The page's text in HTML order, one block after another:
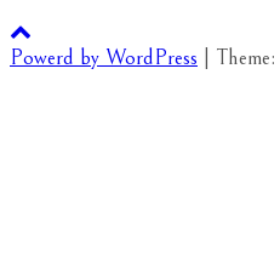
Powerd by WordPress Theme: